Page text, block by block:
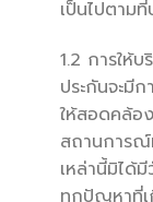
เป็นไปตาม
1.2 การให้
ประกันจะมี
ให้สอดคล้อ
สถานการณ์
เหล่านี้มิได้
ทุกปัญหาที่เ